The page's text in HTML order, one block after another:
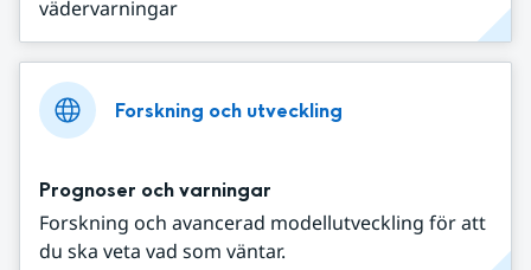
vädervarningar
Forskning och utveckling
Prognoser och varningar
Forskning och avancerad modellutveckling för att
du ska veta vad som väntar.